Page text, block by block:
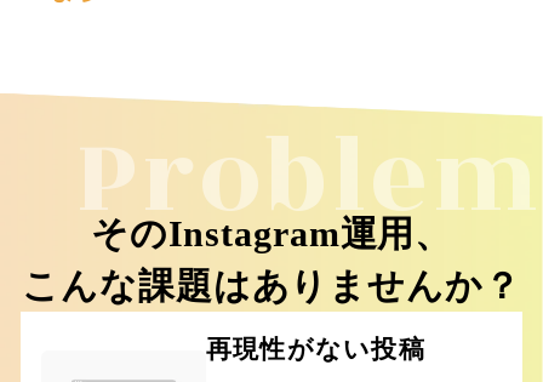
Problem
そのInstagram運用、
こんな課題はありませんか？
再現性がない投稿